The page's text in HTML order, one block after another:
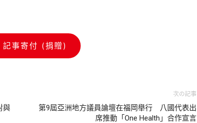
記事寄付 (捐贈)
與
次の記事
第9屆亞洲地方議員論壇在福岡舉行 八國代表出
席推動「One Health」合作宣言